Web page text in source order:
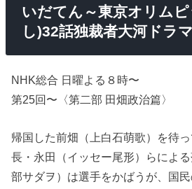
いだてん～東京オリム
し)32話独裁者大河ドラ
NHK総合 日曜よる８時〜
第25回〜〈第二部 田畑政治篇〉
帰国した前畑（上白石萌歌）を待
長・永田（イッセー尾形）らによ
部サダヲ）は選手をかばうが、国